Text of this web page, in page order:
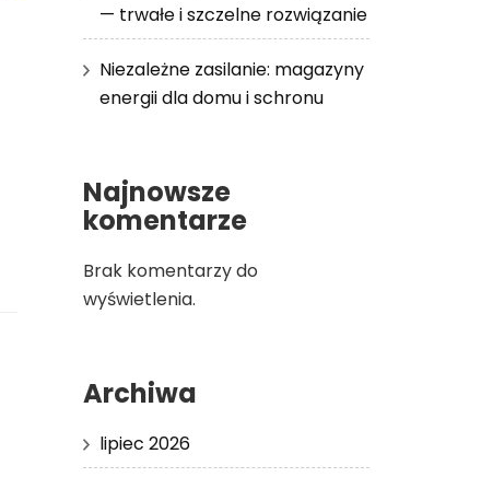
— trwałe i szczelne rozwiązanie
Niezależne zasilanie: magazyny
energii dla domu i schronu
Najnowsze
komentarze
Brak komentarzy do
wyświetlenia.
Archiwa
lipiec 2026